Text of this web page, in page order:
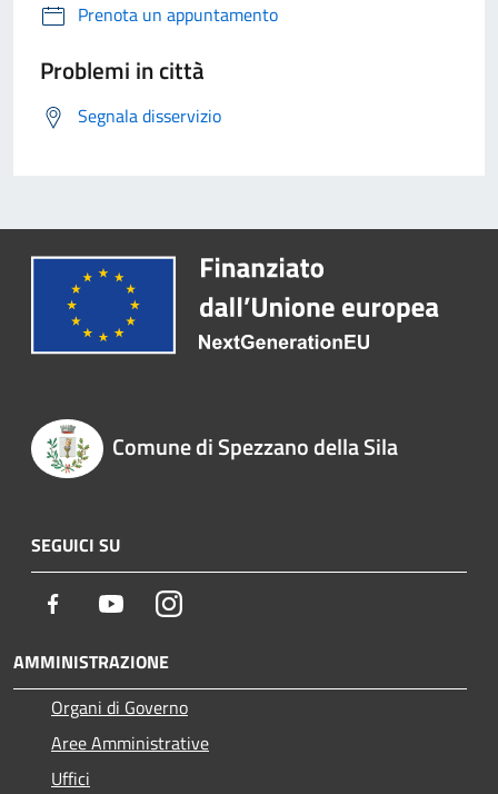
Prenota un appuntamento
Problemi in città
Segnala disservizio
Comune di Spezzano della Sila
SEGUICI SU
Facebook YoutubeInstagram
AMMINISTRAZIONE
Organi di Governo
Aree Amministrative
Uffici